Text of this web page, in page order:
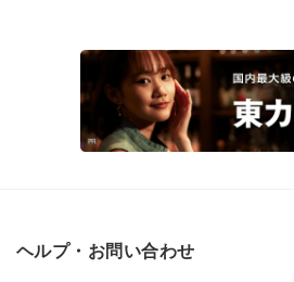
ヘルプ・お問い合わせ